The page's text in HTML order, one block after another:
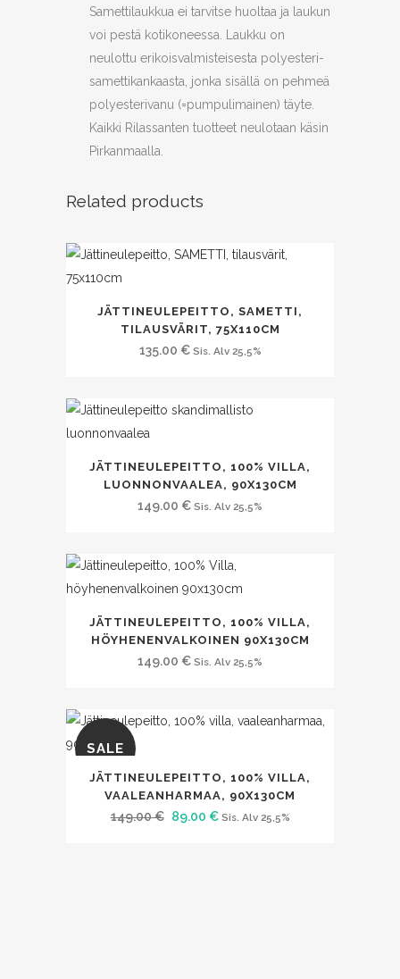
Samettilaukkua ei tarvitse huoltaa ja laukun
voi pestä kotikoneessa. Laukku on
neulottu erikoisvalmisteisesta polyesteri-
samettikankaasta, jonka sisällä on pehmeä
polyesterivanu (=pumpulimainen) täyte.
Kaikki Rilassanten tuotteet neulotaan käsin
Pirkanmaalla.
Related products
JÄTTINEULEPEITTO, SAMETTI,
TILAUSVÄRIT, 75X110CM
135.00 € Sis. Alv 25,5%
JÄTTINEULEPEITTO, 100% VILLA,
LUONNONVAALEA, 90X130CM
149.00 € Sis. Alv 25,5%
JÄTTINEULEPEITTO, 100% VILLA,
HÖYHENENVALKOINEN 90X130CM
149.00 € Sis. Alv 25,5%
SALE
JÄTTINEULEPEITTO, 100% VILLA,
VAALEANHARMAA, 90X130CM
149.00€ Alkuperäinen
89.00 €Nykyinen
Sis. Alv 25,5%